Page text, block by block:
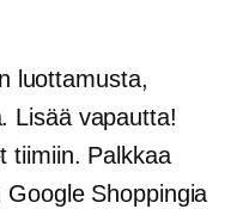
luottamusta,
Lisää vapautta!
tiimiin. Palkkaa
Shoppingia